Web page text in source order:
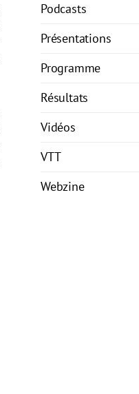
Podcasts
Présentations
Programme
Résultats
Vidéos
VTT
Webzine